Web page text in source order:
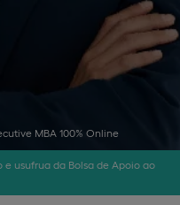
MBA 100% Online
e usufrua da Bolsa de Apoio ao